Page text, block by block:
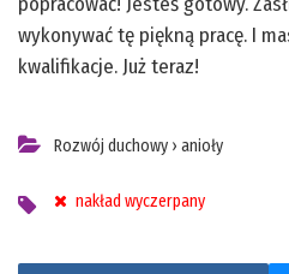
wykonywać tę piękną pracę. I
kwalifikacje. Już teraz!
Rozwój duchowy › anioły
nakład wyczerpany